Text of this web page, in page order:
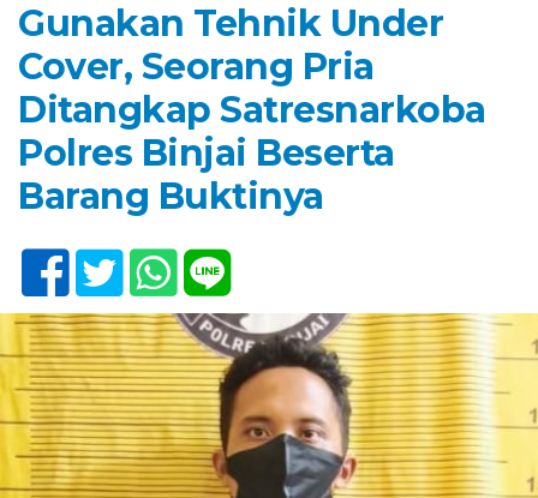
Gunakan Tehnik Under
Cover, Seorang Pria
Ditangkap Satresnarkoba
Polres Binjai Beserta
Barang Buktinya